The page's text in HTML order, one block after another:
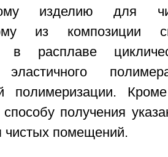
изделию для
из композиции
в расплаве
эластичного
полимеризации.
способу получения
чистых помещений.